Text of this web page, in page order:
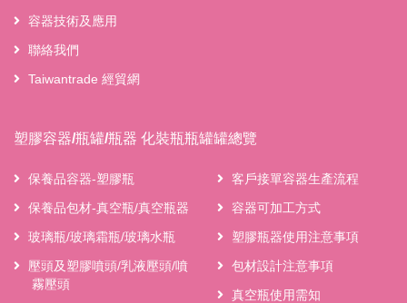
容器技術及應用
聯絡我們
Taiwantrade 經貿網
塑膠容器/瓶罐/瓶器 化裝瓶瓶罐罐總覽
保養品容器-塑膠瓶
保養品包材-真空瓶/真空瓶器
玻璃瓶/玻璃霜瓶/玻璃水瓶
壓頭及塑膠噴頭/乳液壓頭/噴
霧壓頭
客戶接單容器生產流程
容器可加工方式
塑膠瓶器使用注意事項
包材設計注意事項
真空瓶使用需知